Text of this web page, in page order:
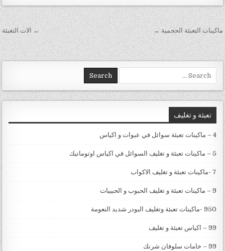
تصفّح المقالات ← الات التعبئة ماكينات التعبئة الحجمية →
Search for:
تعبئة و تغليف
4 – ماكينات تعبئة سوائل في عبوات و اكياس
5 – ماكينات تعبئة و تغليف السوائل في اكياس اوتوماتيك
7 -ماكينات تعبئة و تغليف الاكواب
9 – ماكينات تعبئة و تغليف الحبوب و الحبيبات
950 -ماكينات تعبئة وتغليف البودر شديد النعومة
99 – اكياس تعبئة و تغليف
99 – خامات سلوفان شرنك